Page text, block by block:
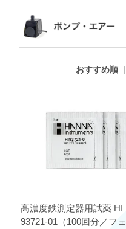
おすすめ順|
高濃度鉄測定器用試薬 HI
93721-01（100回分／フェ